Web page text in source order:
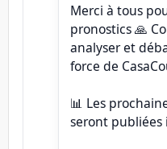
Merci à tous
pronostics 🙏
analyser et
force de
📊 Les
seront publiées